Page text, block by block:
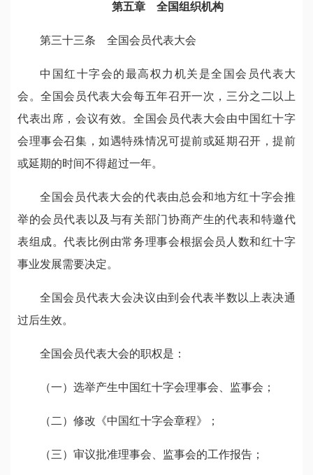
第五章 全国组织机构
第三十三条 全国会员代表大会
中国红十字会的最高权力机关是全国会员代表大
会。全国会员代表大会每五年召开一次，三分之二以上
代表出席，会议有效。全国会员代表大会由中国红十字
会理事会召集，如遇特殊情况可提前或延期召开，提前
或延期的时间不得超过一年。
全国会员代表大会的代表由总会和地方红十字会推
举的会员代表以及与有关部门协商产生的代表和特邀代
表组成。代表比例由常务理事会根据会员人数和红十字
事业发展需要决定。
全国会员代表大会决议由到会代表半数以上表决通
过后生效。
全国会员代表大会的职权是：
（一）选举产生中国红十字会理事会、监事会；
（二）修改《中国红十字会章程》；
（三）审议批准理事会、监事会的工作报告；